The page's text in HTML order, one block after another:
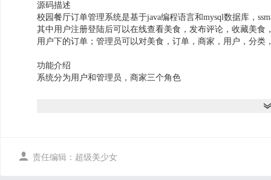
源码描述
校园餐厅订单管理系统是基于java编程语言和mysql数据库，
其中用户注册登陆后可以在线查看美食，发布评论，收藏美
用户下的订单；管理员可以对美食，订单，商家，用户，分类
功能介绍
系统分为用户和管理员，商家三个角色
5.用户可以在论坛信息中发布帖子，回复帖子，查看帖子
 责任编辑：超级美少女